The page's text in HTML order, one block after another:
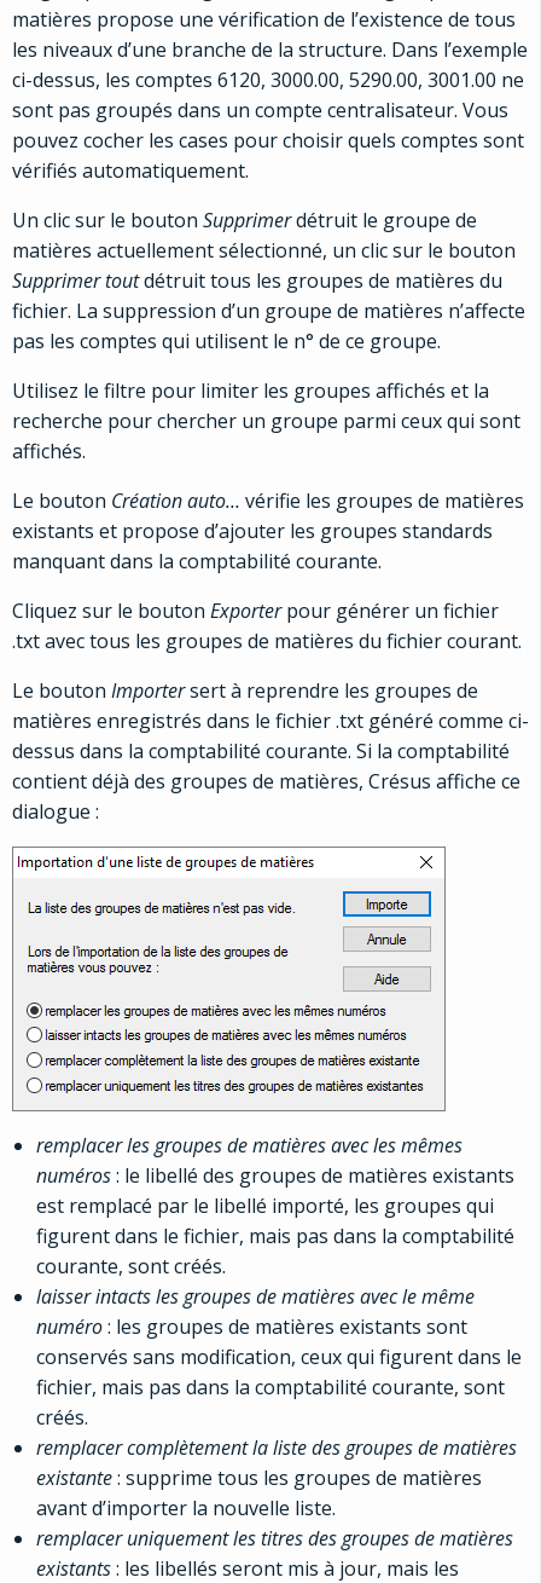
matières propose une vérification de l’existence de tous
les niveaux d’une branche de la structure. Dans l’exemple
ci-dessus, les comptes 6120, 3000.00, 5290.00, 3001.00 ne
sont pas groupés dans un compte centralisateur. Vous
pouvez cocher les cases pour choisir quels comptes sont
vérifiés automatiquement.
Un clic sur le bouton Supprimerdétruit le groupe de
matières actuellement sélectionné, un clic sur le bouton
Supprimer toutdétruit tous les groupes de matières du
fichier. La suppression d’un groupe de matières n’affecte
pas les comptes qui utilisent le n° de ce groupe.
Utilisez le filtre pour limiter les groupes affichés et la
recherche pour chercher un groupe parmi ceux qui sont
affichés.
Le bouton Création auto… vérifie les groupes de matières
existants et propose d’ajouter les groupes standards
manquant dans la comptabilité courante.
Cliquez sur le bouton Exporterpour générer un fichier
.txt avec tous les groupes de matières du fichier courant.
Le bouton Importersert à reprendre les groupes de
matières enregistrés dans le fichier .txt généré comme ci-
dessus dans la comptabilité courante. Si la comptabilité
contient déjà des groupes de matières, Crésus affiche ce
dialogue :
remplacer les groupes de matières avec les mêmes
numéros: le libellé des groupes de matières existants
est remplacé par le libellé importé, les groupes qui
figurent dans le fichier, mais pas dans la comptabilité
courante, sont créés.
laisser intacts les groupes de matières avec le même
numéro: les groupes de matières existants sont
conservés sans modification, ceux qui figurent dans le
fichier, mais pas dans la comptabilité courante, sont
créés.
remplacer complètement la liste des groupes de matières
existante: supprime tous les groupes de matières
avant d’importer la nouvelle liste.
remplacer uniquement les titres des groupes de matières
existants: les libellés seront mis à jour, mais les